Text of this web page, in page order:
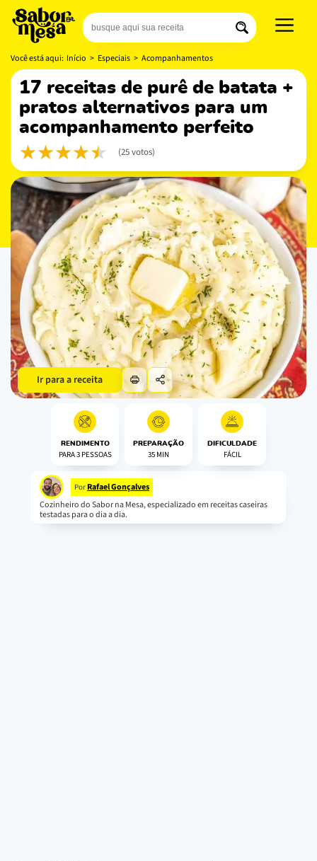
Você está aqui: Início > Especiais > Acompanhamentos
17 receitas de purê de batata +
pratos alternativos para um
acompanhamento perfeito
(25 votos)
Ir para a receita
RENDIMENTO
PARA 3 PESSOAS
PREPARAÇÃO
35 MIN
DIFICULDADE
FÁCIL
Por Rafael Gonçalves
Cozinheiro do Sabor na Mesa, especializado em receitas caseiras
testadas para o dia a dia.